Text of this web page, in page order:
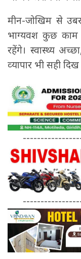
मीन-जोखिम से
भाग्‍यवश कुछ काम
रहेंगे। स्‍वास्‍थ्‍य
व्‍यापार भी सही